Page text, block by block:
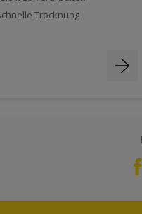
Trocknung